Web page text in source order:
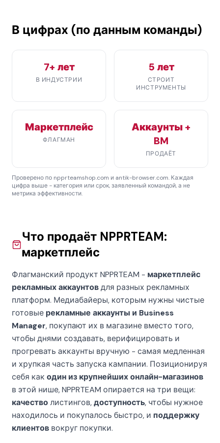
В цифрах (по данным команды)
7+ лет
В ИНДУСТРИИ
5 лет
СТРОИТ
ИНСТРУМЕНТЫ
Маркетплейс
ФЛАГМАН
Аккаунты +
BM
ПРОДАЁТ
Проверено по npprteamshop.com и antik-browser.com. Каждая
цифра выше - категория или срок, заявленный командой, а не
метрика эффективности.
Что продаёт NPPRTEAM:
маркетплейс
Флагманский продукт NPPRTEAM - маркетплейс
рекламных аккаунтовдля разных рекламных
платформ. Медиабайеры, которым нужны чистые
готовые рекламные аккаунты и Business
Manager, покупают их в магазине вместо того,
чтобы днями создавать, верифицировать и
прогревать аккаунты вручную - самая медленная
и хрупкая часть запуска кампании. Позиционируя
себя как один из крупнейших онлайн-магазинов
в этой нише, NPPRTEAM опирается на три вещи:
качестволистингов,доступность, чтобы нужное
находилось и покупалось быстро, и поддержку
клиентов вокруг покупки.